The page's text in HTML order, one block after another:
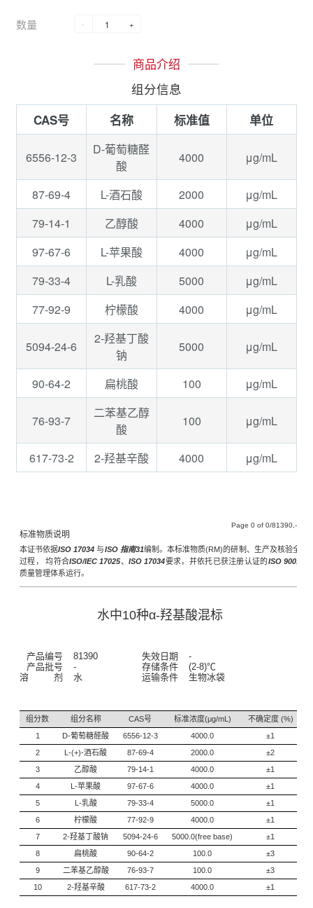
数量 - +
商品介绍
组分信息
CAS号 名称 标准值 单位
6556-12-3
D-葡萄糖醛
酸
4000 μg/mL
87-69-4 L-酒石酸 2000
μg/mL
79-14-1
乙醇酸 4000
μg/mL
97-67-6
L-苹果酸 4000
μg/mL
79-33-4
L-乳酸 5000
μg/mL
77-92-9
柠檬酸 4000 μg/mL
5094-24-6
2-羟基丁酸
钠
5000 μg/mL
90-64-2 扁桃酸 100 μg/mL
76-93-7
二苯基乙醇
酸
100 μg/mL
617-73-2 2-羟基辛酸 4000 μg/mL
Page of /81390,-
标准物质说明
本证书依据ISO 17034 与ISO 指南31编制。本标准物质(RM)的研制、生产及核验全
过程， 均符合ISO/IEC 17025、ISO 17034要求，并依托已获注册认证的ISO 9001
质量管理体系运行。
水中10种α-羟基酸混标
产品编号 81390 失效日期
-
产品批号
- 存储条件
(2-8)℃
溶 剂
水 运输条件 生物冰袋
组分数 组分名称 CAS号 标准浓度(μg/mL)
不确定度 (%)
1
D-葡萄糖醛酸 6556-12-3 4000.0
±1
2
L-(+)-酒石酸 87-69-4 2000.0
±2
3
乙醇酸 79-14-1 4000.0
±1
4
L-苹果酸 97-67-6 4000.0
±1
5
L-乳酸 79-33-4 5000.0
±1
6
柠檬酸 77-92-9 4000.0
±1
7
2-羟基丁酸钠 5094-24-6 5000.0(free base)
±1
8
扁桃酸 90-64-2 100.0
±3
9
二苯基乙醇酸 76-93-7 100.0
±3
10
2-羟基辛酸 617-73-2 4000.0 ±1